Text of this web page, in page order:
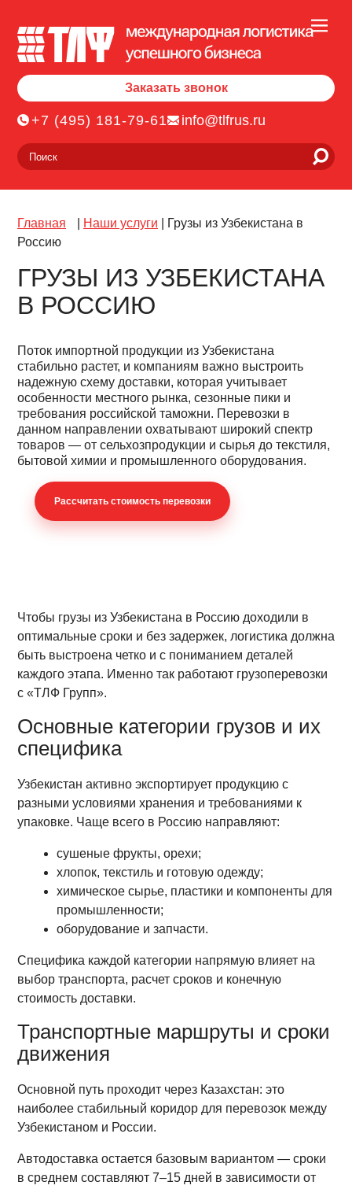
Заказать звонок
+7 (495) 181-79-61 info@tlfrus.ru
Главная Наши услуги
Грузы из Узбекистана в
Россию
ГРУЗЫ ИЗ УЗБЕКИСТАНА
В РОССИЮ
Поток импортной продукции из Узбекистана
стабильно растет, и компаниям важно выстроить
надежную схему доставки, которая учитывает
особенности местного рынка, сезонные пики и
требования российской таможни. Перевозки в
данном направлении охватывают широкий спектр
товаров — от сельхозпродукции и сырья до текстиля,
бытовой химии и промышленного оборудования.
Раcсчитать стоимость перевозки
Чтобы грузы из Узбекистана в Россию доходили в
оптимальные сроки и без задержек, логистика должна
быть выстроена четко и с пониманием деталей
каждого этапа. Именно так работают грузоперевозки
с «ТЛФ Групп».
Основные категории грузов и их
специфика
Узбекистан активно экспортирует продукцию с
разными условиями хранения и требованиями к
упаковке. Чаще всего в Россию направляют:
сушеные фрукты, орехи;
хлопок, текстиль и готовую одежду;
химическое сырье, пластики и компоненты для
промышленности;
оборудование и запчасти.
Специфика каждой категории напрямую влияет на
выбор транспорта, расчет сроков и конечную
стоимость доставки.
Транспортные маршруты и сроки
движения
Основной путь проходит через Казахстан: это
наиболее стабильный коридор для перевозок между
Узбекистаном и России.
Автодоставка остается базовым вариантом — сроки
в среднем составляют 7–15 дней в зависимости от